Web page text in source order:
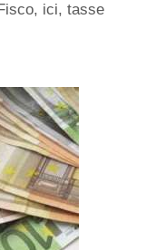
, ici,tasse